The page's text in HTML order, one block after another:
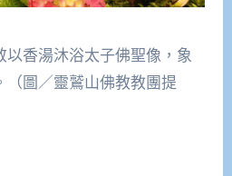
香湯沐浴太子佛聖像，象
圖／靈鷲山佛教教團提